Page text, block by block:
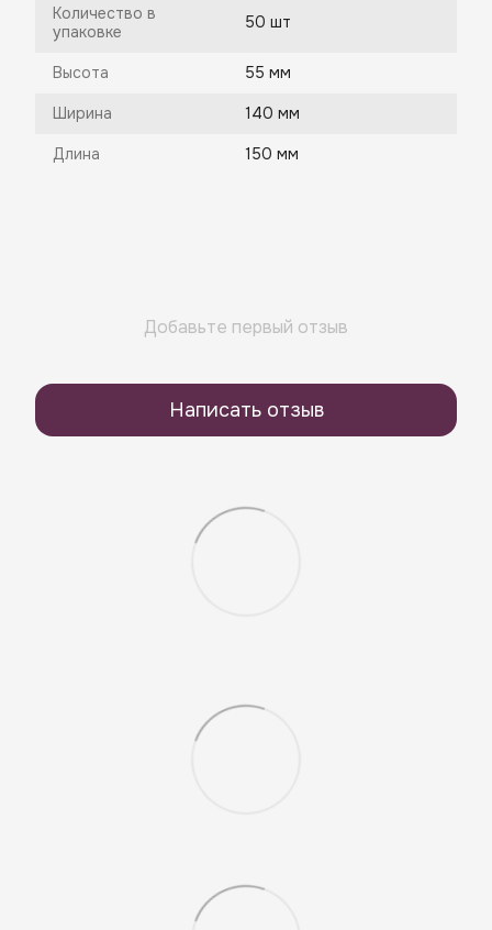
Количество в
упаковке
50 шт
Высота 55 мм
Ширина 140 мм
Длина 150 мм
Добавьте первый отзыв
Написать отзыв